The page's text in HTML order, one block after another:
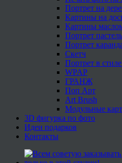
Портрет на
Картины на
Картины
Портрет
Портрет
Скетч
Портрет в
WPAP
ГРАНЖ
Поп Арт
Art Brush
Модульные
3D фигурка по фото
Идеи подарков
Контакты